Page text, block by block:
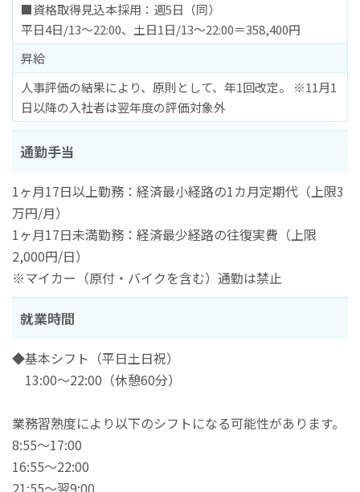
■資格取得見込本採用：週5日（同）
平日4日/13～22:00、土日1日/13～22:00＝358,400円
昇給
人事評価の結果により、原則として、年1回改定。 ※11月1
日以降の入社者は翌年度の評価対象外
通勤手当
1ヶ月17日以上勤務：経済最小経路の1カ月定期代（上限3
万円/月）
1ヶ月17日未満勤務：経済最少経路の往復実費（上限
2,000円/日）
※マイカー（原付・バイクを含む）通勤は禁止
就業時間
◆基本シフト（平日土日祝）
13:00～22:00（休憩60分）
業務習熟度により以下のシフトになる可能性があります。
8:55～17:00
16:55～22:00
21:55～翌9:00